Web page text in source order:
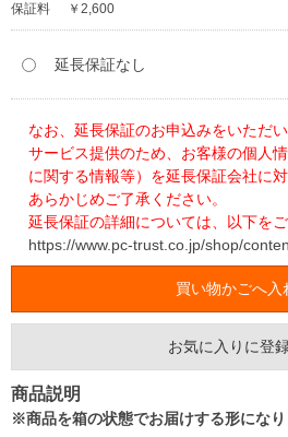
保証料 ￥2,600
延長保証なし
なお、延長保証のお申込みをいただ
サービス提供のため、お客様の個人
に関する情報等）を延長保証会社に
あらかじめご了承ください。
延長保証の詳細については、以下をご
https://www.pc-trust.co.jp/shop/
お気に入りに登
商品説明
※商品を箱の状態でお届けする形になり